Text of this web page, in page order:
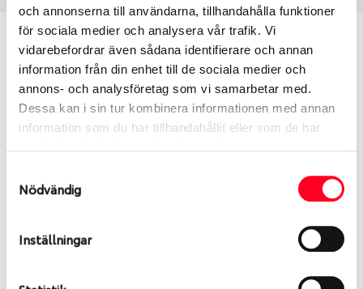
och annonserna till användarna, tillhandahålla funktioner
för sociala medier och analysera vår trafik. Vi
vidarebefordrar även sådana identifierare och annan
information från din enhet till de sociala medier och
annons- och analysföretag som vi samarbetar med.
Dessa kan i sin tur kombinera informationen med annan
information som du har tillhandahållit eller som de har
Nödvändig
Inställningar
Passar detta däck min bil?
Ange registreringsnummer för att se om det däck
du valt passar din bilmodell. Om du köper däck som
skall sättas på dina befintliga fälgar, se till att kolla
årens lopp och inte vara samma dimension som
bilen hade ut från fabrik.